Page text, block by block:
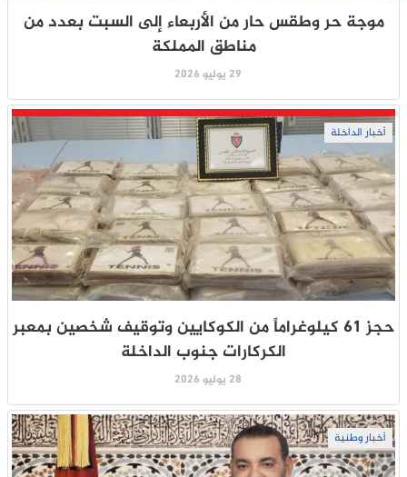
موجة حر وطقس حار من الأربعاء إلى السبت بعدد من
مناطق المملكة
29 يوليو 2026
أخبار الداخلة
حجز 61 كيلوغراماً من الكوكايين وتوقيف شخصين بمعبر
الكركارات جنوب الداخلة
28 يوليو 2026
أخبار وطنية